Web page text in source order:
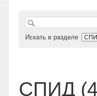
Искать в разделе
СПИД